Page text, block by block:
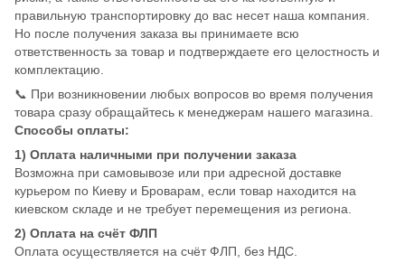
правильную транспортировку до вас несет наша компания.
Но после получения заказа вы принимаете всю
ответственность за товар и подтверждаете его целостность и
комплектацию.
📞 При возникновении любых вопросов во время получения
товара сразу обращайтесь к менеджерам нашего магазина.
Способы оплаты:
1) Оплата наличными при получении заказа
Возможна при самовывозе или при адресной доставке
курьером по Киеву и Броварам, если товар находится на
киевском складе и не требует перемещения из региона.
2) Оплата на счёт ФЛП
Оплата осуществляется на счёт ФЛП, без НДС.